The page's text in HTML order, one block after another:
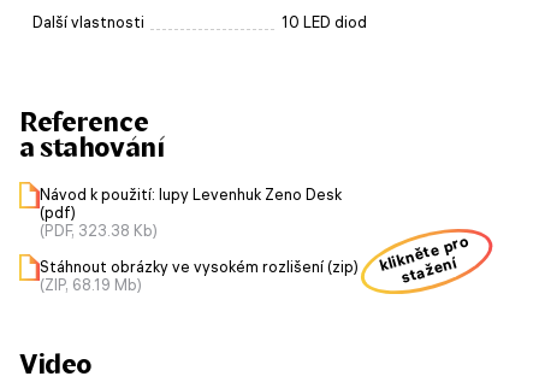
Další vlastnosti 10 LED diod
Reference
a stahování
Návod k použití: lupy Levenhuk Zeno Desk
(pdf)
(PDF, 323.38 Kb)
Stáhnout obrázky ve vysokém rozlišení (zip)
(ZIP, 68.19 Mb)
klikněte pro
stažení
Video